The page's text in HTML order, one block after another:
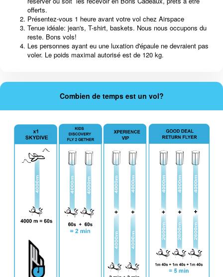
offerts.
Présentez-vous 1 heure avant votre vol chez Airspace
Tenue idéale: jean's, T-shirt, baskets. Nous nous occupons du
reste. Bons vols!
Les personnes ayant eu une luxation d'épaule ne devraient pas
voler. Le poids maximal autorisé est de 120 kg.
Combien de temps est un vol?